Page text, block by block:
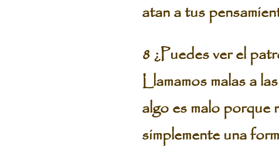
atan a tus
8 ¿Puedes ver el
Llamamos malas a
algo es malo
simplemente una